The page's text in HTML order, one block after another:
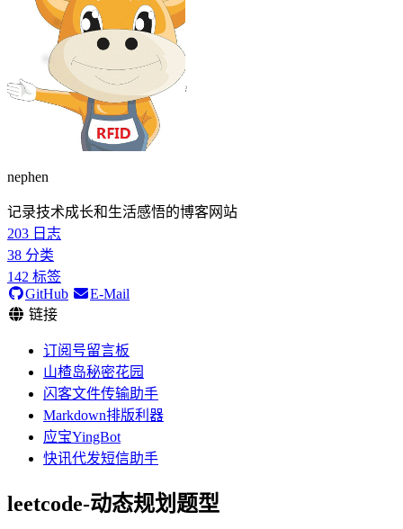
nephen
记录技术成长和生活感悟的博客网站
203 日志
38 分类
142 标签
GitHub
E-Mail
链接
订阅号留言板
山楂岛秘密花园
闪客文件传输助手
Markdown排版利器
应宝YingBot
快讯代发短信助手
leetcode-动态规划题型